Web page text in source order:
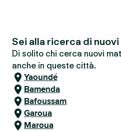
Sei alla ricerca di nuovi
Di solito chi cerca nuovi
anche in queste città.
Yaoundé
Bamenda
Bafoussam
Garoua
Maroua